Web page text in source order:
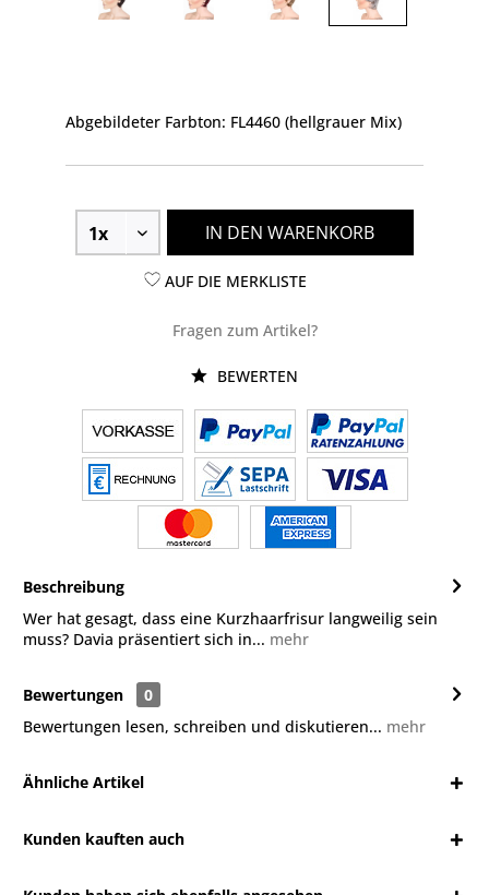
Abgebildeter Farbton: FL4460 (hellgrauer Mix)
IN DEN WARENKORB
AUF DIE MERKLISTE
Fragen zum Artikel?
BEWERTEN
Beschreibung
Wer hat gesagt, dass eine Kurzhaarfrisur langweilig sein
muss? Davia präsentiert sich in... mehr
Bewertungen
0
Bewertungen lesen, schreiben und diskutieren... mehr
Ähnliche Artikel
Kunden kauften auch